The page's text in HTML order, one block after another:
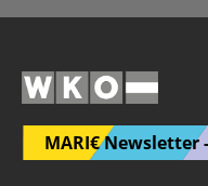
MARI€